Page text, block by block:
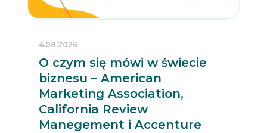
O czym się mówi w świecie
biznesu – American
Marketing Association,
California Review
Manegement i Accenture
4.08.2026